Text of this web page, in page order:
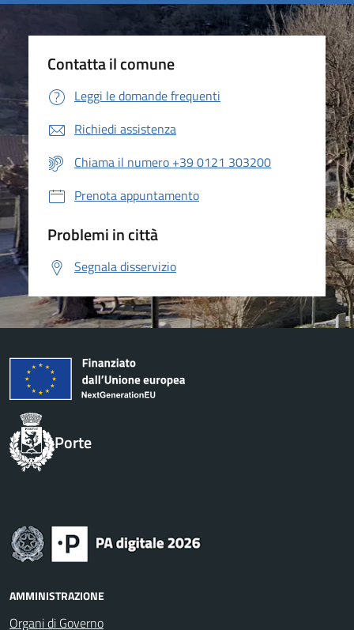
Contatta il comune
Leggi le domande frequenti
Richiedi assistenza
Chiama il numero +39 0121 303200
Prenota appuntamento
Problemi in città
Segnala disservizio
Porte
AMMINISTRAZIONE
Organi di Governo